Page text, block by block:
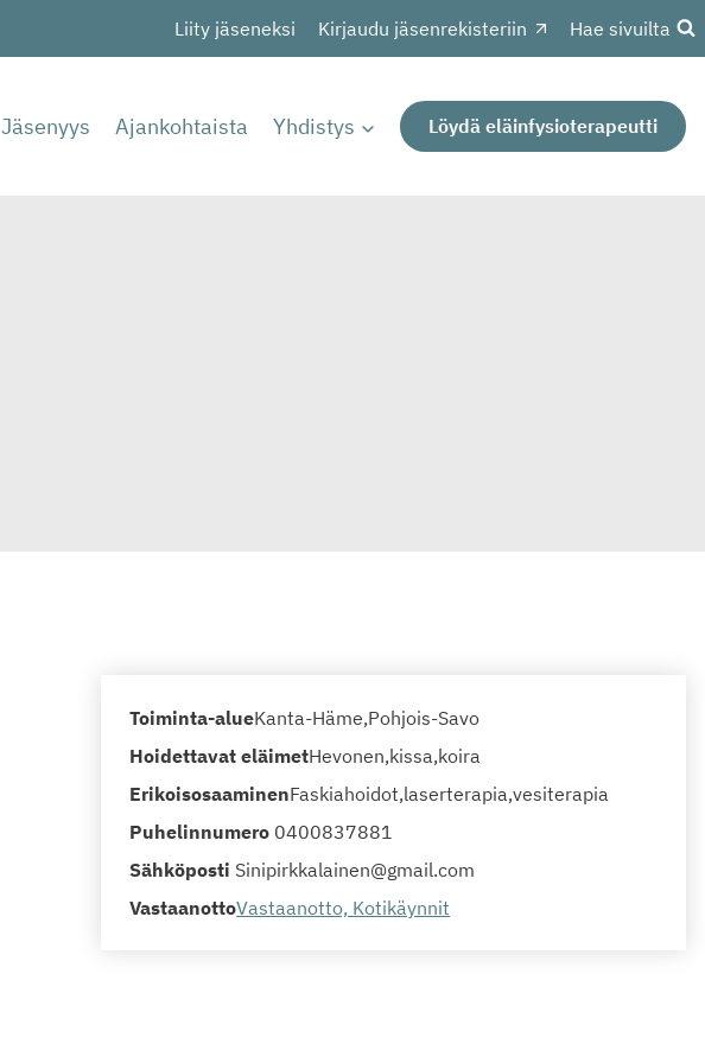
Liity jäseneksi Kirjaudu jäsenrekisteriin Hae sivuilta
Jäsenyys Ajankohtaista Yhdistys Löydä eläinfysioterapeutti
Toiminta-alueKanta-Häme Pohjois-Savo
Hoidettavat eläimetHevonen kissa koira
ErikoisosaaminenFaskiahoidot laserterapia vesiterapia
Puhelinnumero 0400837881
Sähköposti Sinipirkkalainen@gmail.com
VastaanottoVastaanotto, Kotikäynnit